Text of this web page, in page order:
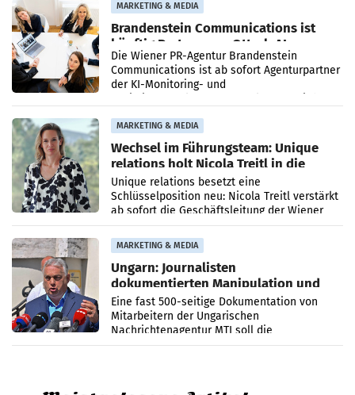
MARKETING & MEDIA
Brandenstein Communications ist
künftig Partner von OtterlyAI
Die Wiener PR-Agentur Brandenstein
Communications ist ab sofort Agenturpartner
der KI-Monitoring- und
MARKETING & MEDIA
Wechsel im Führungsteam: Unique
relations holt Nicola Treitl in die
Geschäftsleitung
Unique relations besetzt eine
Schlüsselposition neu: Nicola Treitl verstärkt
ab sofort die Geschäftsleitung der Wiener
PR-Agentur an der Seite von Josef Kalina und
Anna Kalina-Mahr.
MARKETING & MEDIA
Ungarn: Journalisten
dokumentierten Manipulation und
Zensur
Eine fast 500-seitige Dokumentation von
Mitarbeitern der Ungarischen
Nachrichtenagentur MTI soll die
systematische Nachrichten-Manipulation und